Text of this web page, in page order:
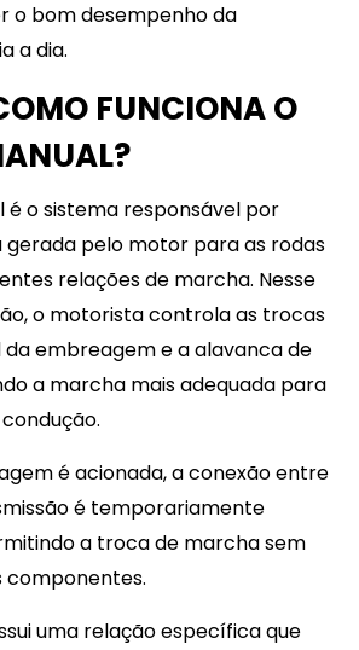
o bom desempenho da
a dia.
FUNCIONA O
é o sistema responsável por
pelo motor para as rodas
relações de marcha. Nesse
o motorista controla as trocas
da embreagem e a alavanca de
a marcha mais adequada para
é acionada, a conexão entre
é temporariamente
a troca de marcha sem
componentes.
uma relação específica que